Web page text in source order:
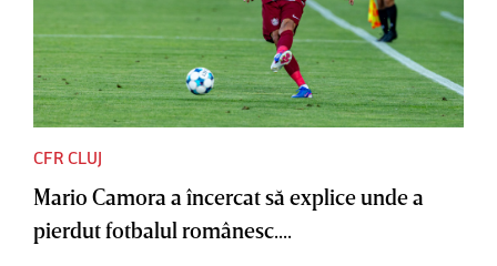
CFR CLUJ
Mario Camora a încercat să explice unde a
pierdut fotbalul românesc....